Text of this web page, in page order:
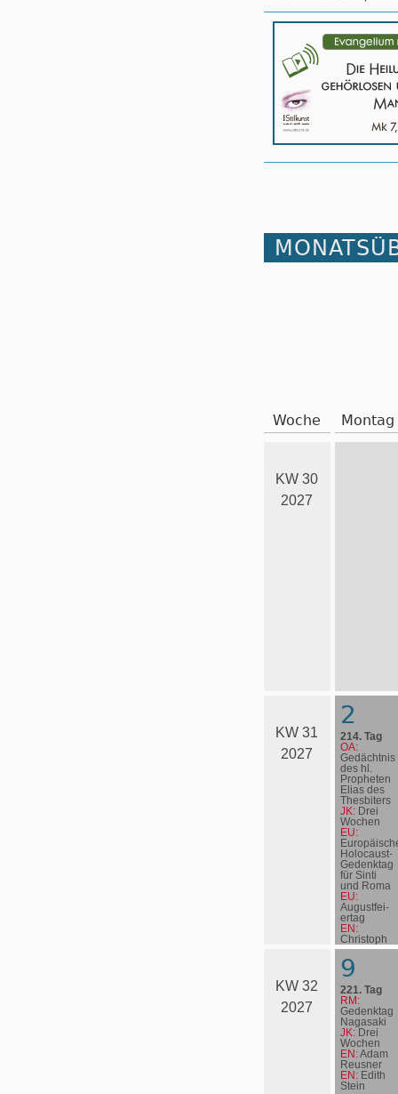
Woche Montag
KW 30
2027
KW 31
2027
2
214. Tag
OA:
Gedächtnis
des hl.
Propheten
Elias des
Thesbiters
JK: Drei
Wochen
EU:
Holocaust-
Gedenktag
für Sinti
und Roma
EU:
August­fei­
er­tag
EN:
Christoph
Blumhardt
KW 32
2027
9
221. Tag
RM:
Gedenktag
Nagasaki
JK: Drei
Wochen
EN:Adam
Reusner
EN: Edith
Stein